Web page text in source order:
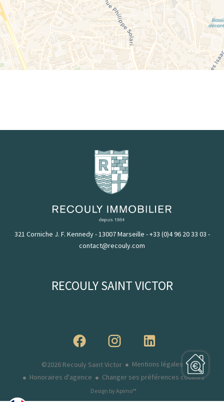
321 Corniche J. F. Kennedy - 13007 Marseille -+33 (0)4 96 20 33 03 -
contact@recouly.com
RECOULY SAINT VICTOR
©2026 Recouly Saint Victor
Mentions légales
Honoraires d'agence
Changer ses préférences cookies
Design by Apimo™